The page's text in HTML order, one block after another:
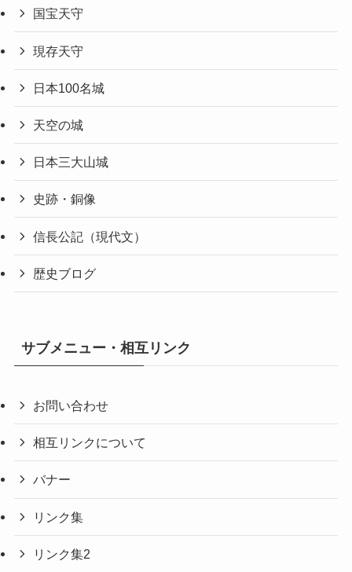
国宝天守
現存天守
日本100名城
天空の城
日本三大山城
史跡・銅像
信長公記（現代文）
歴史ブログ
サブメニュー・相互リンク
お問い合わせ
相互リンクについて
バナー
リンク集
リンク集2